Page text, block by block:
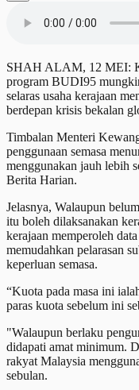
SHAH ALAM, 12 MEI:
program BUDI95
selaras usaha kerajaan
berdepan krisis bekalan
Timbalan Menteri
penggunaan semasa
menggunakan jauh lebih
Berita Harian.
Jelasnya, Walaupun
itu boleh dilaksanakan
kerajaan memperoleh
memudahkan pelarasan
keperluan semasa.
“Kuota pada masa ini
paras kuota sebelum ini
"Walaupun berlaku
didapati amat minimum.
rakyat Malaysia
sebulan.